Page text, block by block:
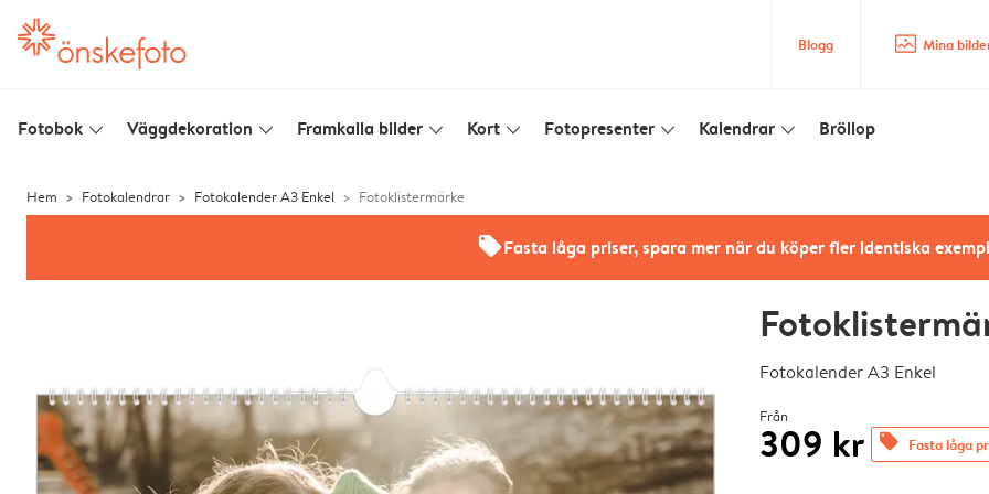
Blogg image_placeholder Mina
Fotobok slim_arrow_down Väggdekoration slim_arrow_down Framkalla bilder slim_arrow_down Kort slim_arrow_down Fotopresenter slim_arrow_down Kalendrar slim_arrow_down Bröllop
Hem Fotokalendrar Fotokalender A3 Enkel Fotoklistermärke
offersFasta låga priser, spara mer när du köper fler identiska
Fotokalender A3 Enkel
Från
309 kr offers Fasta låga